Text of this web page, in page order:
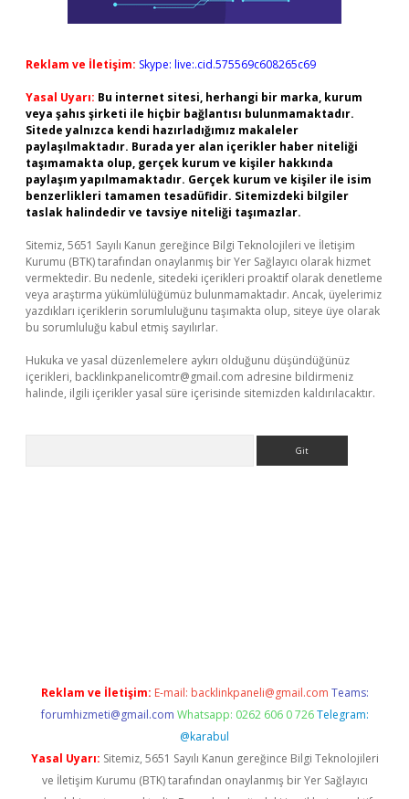
Reklam ve İletişim: Skype: live:.cid.575569c608265c69
Yasal Uyarı: Bu internet sitesi, herhangi bir marka, kurum
veya şahıs şirketi ile hiçbir bağlantısı bulunmamaktadır.
Sitede yalnızca kendi hazırladığımız makaleler
paylaşılmaktadır. Burada yer alan içerikler haber niteliği
taşımamakta olup, gerçek kurum ve kişiler hakkında
paylaşım yapılmamaktadır. Gerçek kurum ve kişiler ile isim
benzerlikleri tamamen tesadüfidir. Sitemizdeki bilgiler
taslak halindedir ve tavsiye niteliği taşımazlar.
Sitemiz, 5651 Sayılı Kanun gereğince Bilgi Teknolojileri ve İletişim
Kurumu (BTK) tarafından onaylanmış bir Yer Sağlayıcı olarak hizmet
vermektedir. Bu nedenle, sitedeki içerikleri proaktif olarak denetleme
veya araştırma yükümlülüğümüz bulunmamaktadır. Ancak, üyelerimiz
yazdıkları içeriklerin sorumluluğunu taşımakta olup, siteye üye olarak
bu sorumluluğu kabul etmiş sayılırlar.
Hukuka ve yasal düzenlemelere aykırı olduğunu düşündüğünüz
içerikleri, backlinkpanelicomtr@gmail.com adresine bildirmeniz
halinde, ilgili içerikler yasal süre içerisinde sitemizden kaldırılacaktır.
Reklam ve İletişim: E-mail: backlinkpaneli@gmail.com Teams:
forumhizmeti@gmail.com Whatsapp: 0262 606 0 726 Telegram:
@karabul
Yasal Uyarı: Sitemiz, 5651 Sayılı Kanun gereğince Bilgi Teknolojileri
ve İletişim Kurumu (BTK) tarafından onaylanmış bir Yer Sağlayıcı